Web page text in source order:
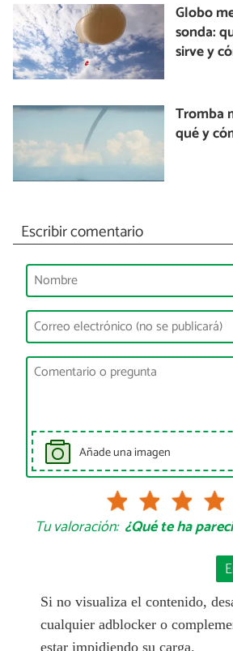
Globo
sonda:
sirve y
Tromba
qué y
Escribir comentario
Añade una imagen
Tu valoración: ¿Qué te ha
Si no visualiza el contenido,
cualquier adblocker o
estar impidiendo su carga.